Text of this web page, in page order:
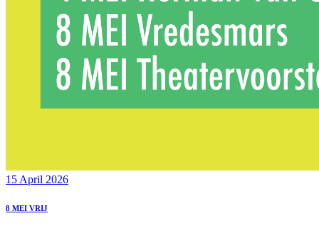
15 April 2026
8 MEI VRIJ